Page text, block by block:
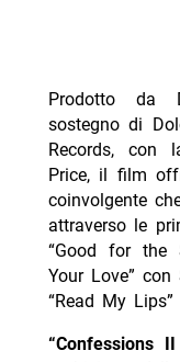
Prodotto da
sostegno di
Records, con
Price, il film
coinvolgente
attraverso le
“Good for the
Your Love” con
“Read My
“Confessions